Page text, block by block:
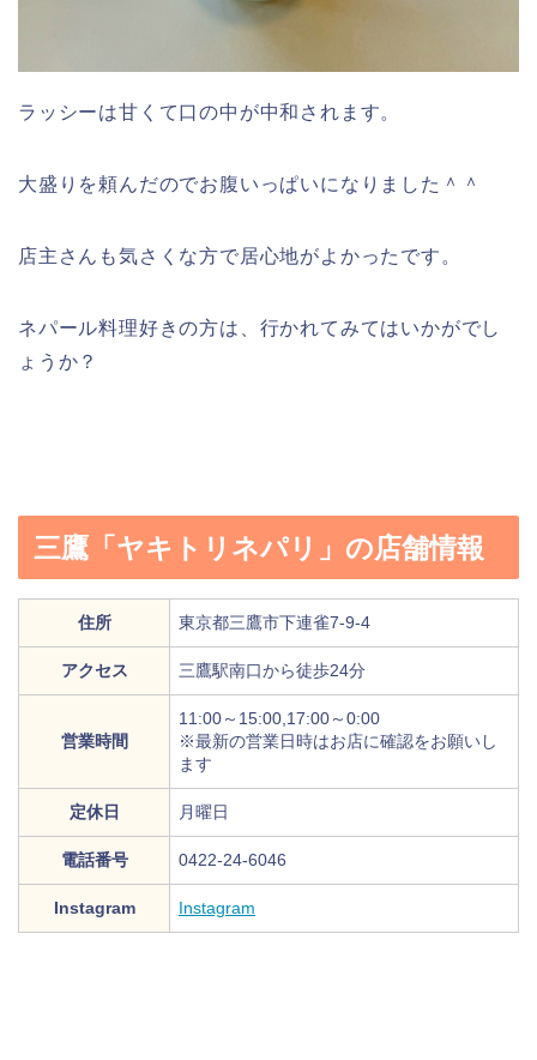
ラッシーは甘くて口の中が中和されます。
大盛りを頼んだのでお腹いっぱいになりました＾＾
店主さんも気さくな方で居心地がよかったです。
ネパール料理好きの方は、行かれてみてはいかがでし
ょうか？
三鷹「ヤキトリネパリ」の店舗情報
住所 東京都三鷹市下連雀7-9-4
アクセス 三鷹駅南口から徒歩24分
営業時間
11:00～15:00,17:00～0:00
※最新の営業日時はお店に確認をお願いし
ます
定休日 月曜日
電話番号 0422-24-6046
Instagram Instagram